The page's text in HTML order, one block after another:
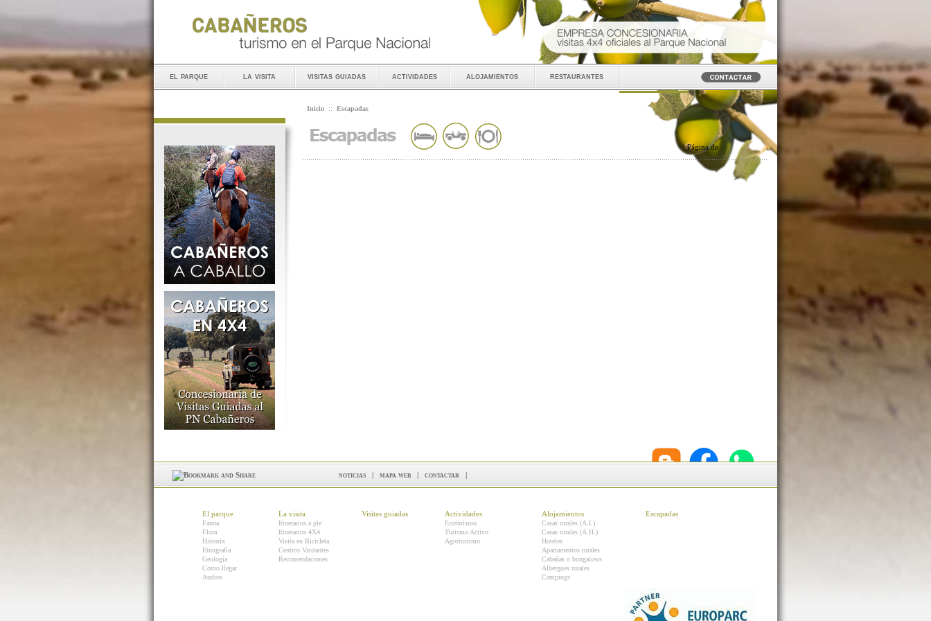
el parque la visita visitas guiadas actividades alojamientos restaurantes
Inicio :: Escapadas
Páginade
noticias | mapa web | contactar |
El parque
Fauna
Flora
Historia
Etnografía
Geología
Como llegar
Audios
La visita
Itinerarios a pie
Itinerarios 4X4
Visita en Bicicleta
Centros Visitantes
Recomendaciones
Visitas guiadas Actividades
Ecoturismo
Turismo Activo
Agroturismo
Alojamientos
Casas rurales (A.I.)
Casas rurales (A.H.)
Hoteles
Apartamentos rurales
Cabañas o bungalows
Albergues rurales
Campings
Escapadas